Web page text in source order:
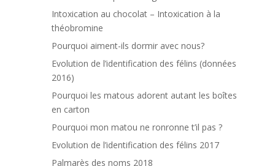
Intoxication au chocolat – Intoxication à la
théobromine
Pourquoi aiment-ils dormir avec nous?
Evolution de l’identification des félins (données
2016)
Pourquoi les matous adorent autant les boîtes
en carton
Pourquoi mon matou ne ronronne t’il pas ?
Evolution de l’identification des félins 2017
Palmarès des noms 2018